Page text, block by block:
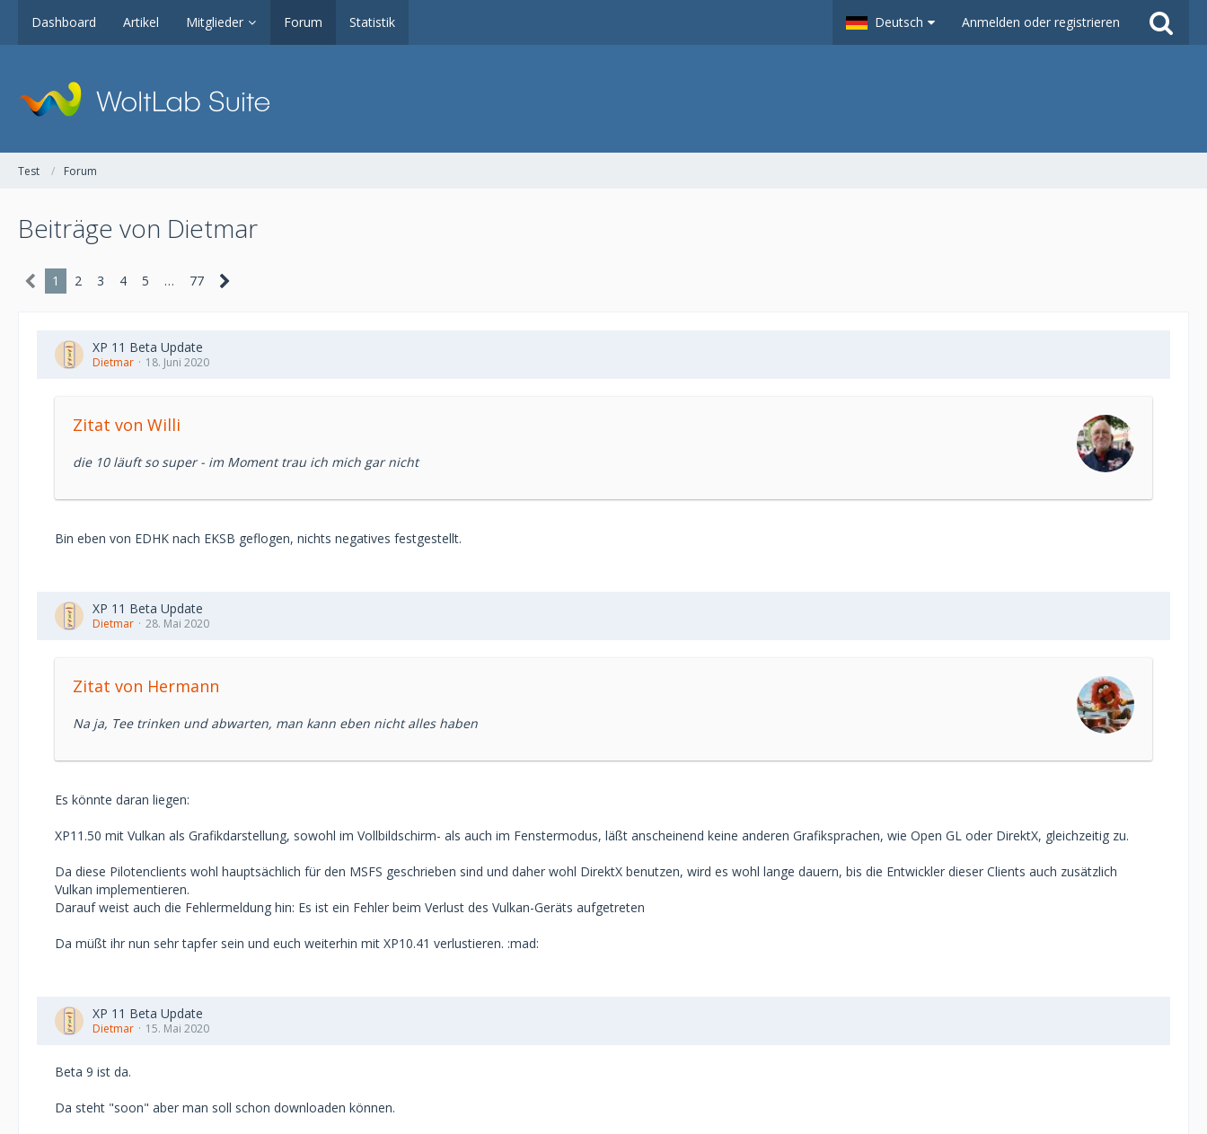
Dashboard Artikel Mitglieder Forum Statistik Deutsch Anmelden oder registrieren
Test Forum
Beiträge von Dietmar
1 2 3 4 5 … 77
XP 11 Beta Update
Dietmar 18. Juni 2020
Zitat von Willi
die 10 läuft so super - im Moment trau ich mich gar nicht
Bin eben von EDHK nach EKSB geflogen, nichts negatives festgestellt.
XP 11 Beta Update
Dietmar 28. Mai 2020
Zitat von Hermann
Na ja, Tee trinken und abwarten, man kann eben nicht alles haben
Es könnte daran liegen:
XP11.50 mit Vulkan als Grafikdarstellung, sowohl im Vollbildschirm- als auch im Fenstermodus, läßt anscheinend keine anderen Grafiksprachen, wie Open GL oder DirektX, gleichzeitig zu.
Da diese Pilotenclients wohl hauptsächlich für den MSFS geschrieben sind und daher wohl DirektX benutzen, wird es wohl lange dauern, bis die Entwickler dieser Clients auch zusätzlich
Vulkan implementieren.
Darauf weist auch die Fehlermeldung hin: Es ist ein Fehler beim Verlust des Vulkan-Geräts aufgetreten
Da müßt ihr nun sehr tapfer sein und euch weiterhin mit XP10.41 verlustieren. :mad:
XP 11 Beta Update
Dietmar 15. Mai 2020
Beta 9 ist da.
Da steht "soon" aber man soll schon downloaden können.